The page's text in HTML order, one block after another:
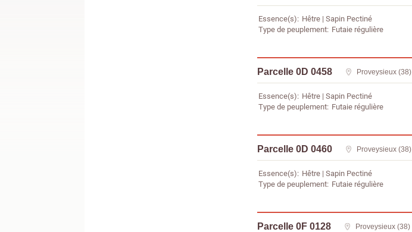
Essence(s) Hêtre Sapin Pectiné
Type de peuplement Futaie régulière
Parcelle 0D 0458 Proveysieux (38)
Essence(s) Hêtre Sapin Pectiné
Type de peuplement Futaie régulière
Parcelle 0D 0460 Proveysieux (38)
Essence(s) Hêtre Sapin Pectiné
Type de peuplement Futaie régulière
Parcelle 0F 0128 Proveysieux (38)